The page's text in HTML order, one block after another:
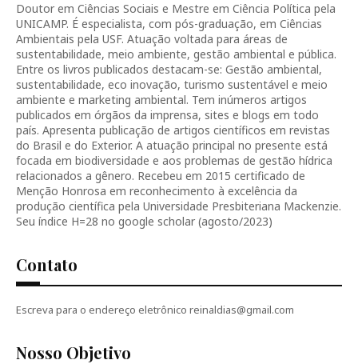
Doutor em Ciências Sociais e Mestre em Ciência Política pela
UNICAMP. É especialista, com pós-graduação, em Ciências
Ambientais pela USF. Atuação voltada para áreas de
sustentabilidade, meio ambiente, gestão ambiental e pública.
Entre os livros publicados destacam-se: Gestão ambiental,
sustentabilidade, eco inovação, turismo sustentável e meio
ambiente e marketing ambiental. Tem inúmeros artigos
publicados em órgãos da imprensa, sites e blogs em todo
país. Apresenta publicação de artigos científicos em revistas
do Brasil e do Exterior. A atuação principal no presente está
focada em biodiversidade e aos problemas de gestão hídrica
relacionados a gênero. Recebeu em 2015 certificado de
Menção Honrosa em reconhecimento à excelência da
produção científica pela Universidade Presbiteriana Mackenzie.
Seu índice H=28 no google scholar (agosto/2023)
Contato
Escreva para o endereço eletrônico reinaldias@gmail.com
Nosso Objetivo